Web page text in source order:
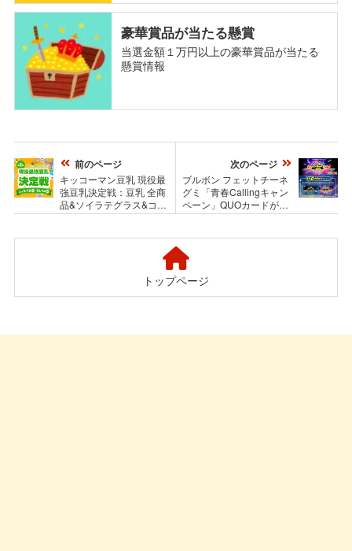
豪華賞品が当たる懸賞
当選金額１万円以上の豪華賞品が当たる
懸賞情報
前のページ
キッコーマン豆乳 現役最
強豆乳決定戦：豆乳 全商
品&ソイラテグラス&コー
スターが当たるX懸賞
次のページ
ブルボン フェットチーネ
グミ「青春Callingキャン
ペーン」QUOカードが当
たるクローズド懸賞
トップページ